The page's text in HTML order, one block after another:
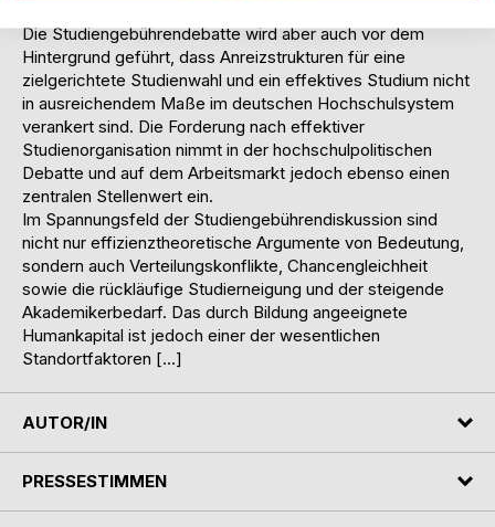
Die Studiengebührendebatte wird aber auch vor dem
Hintergrund geführt, dass Anreizstrukturen für eine
zielgerichtete Studienwahl und ein effektives Studium nicht
in ausreichendem Maße im deutschen Hochschulsystem
verankert sind. Die Forderung nach effektiver
Studienorganisation nimmt in der hochschulpolitischen
Debatte und auf dem Arbeitsmarkt jedoch ebenso einen
zentralen Stellenwert ein.
Im Spannungsfeld der Studiengebührendiskussion sind
nicht nur effizienztheoretische Argumente von Bedeutung,
sondern auch Verteilungskonflikte, Chancengleichheit
sowie die rückläufige Studierneigung und der steigende
Akademikerbedarf. Das durch Bildung angeeignete
Humankapital ist jedoch einer der wesentlichen
Standortfaktoren […]
AUTOR/IN
PRESSESTIMMEN